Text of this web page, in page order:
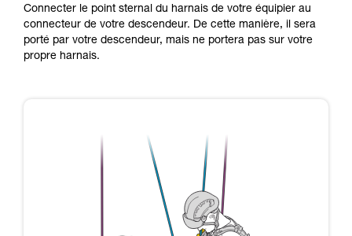
Connecter le point sternal du harnais de votre équipier au
connecteur de votre descendeur. De cette manière, il sera
porté par votre descendeur, mais ne portera pas sur votre
propre harnais.